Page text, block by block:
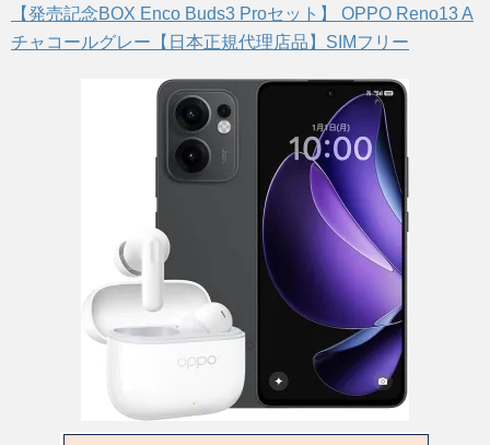
【発売記念BOX Enco Buds3 Proセット】 OPPO Reno13 A
チャコールグレー【日本正規代理店品】SIMフリー